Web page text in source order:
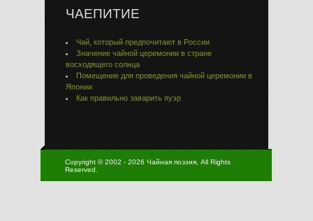
ЧАЕПИТИЕ
Чай, который предпочитают в России
Значение чайной церемонии в стране
восходящего солнца
Помещение для проведения чайной церемонии в
Японии
Как правильно заварить пуэр
Copyright © 2002 - 2026 Чайная поэзия, All Rights
Reserved.